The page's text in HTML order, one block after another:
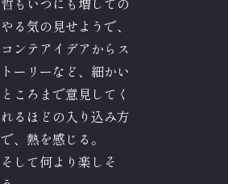
やる気の見せようで、
コンテアイデアからス
トーリーなど、細かい
ところまで意見してく
れるほどの入り込み方
で、熱を感じる。
そして何より楽しそ